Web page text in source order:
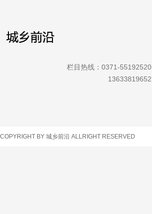
栏目热线：0371-55192520
13633819652
COPYRIGHT BY 城乡前沿 ALLRIGHT RESERVED